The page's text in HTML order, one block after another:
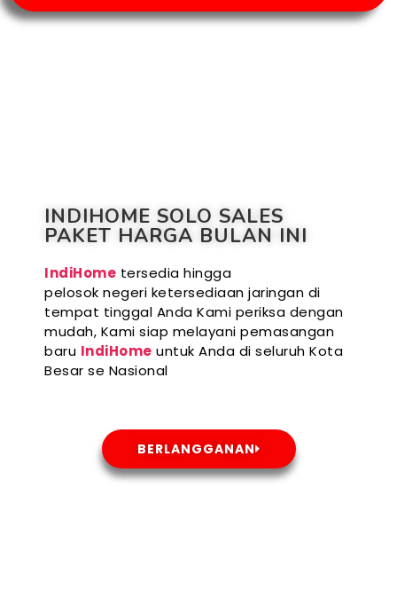
INDIHOME SOLO SALES
PAKET HARGA BULAN INI
IndiHome tersedia hingga
pelosok negeri ketersediaan jaringan di
tempat tinggal Anda Kami periksa dengan
mudah, Kami siap melayani pemasangan
baru IndiHome untuk Anda di seluruh Kota
Besar se Nasional
BERLANGGANAN